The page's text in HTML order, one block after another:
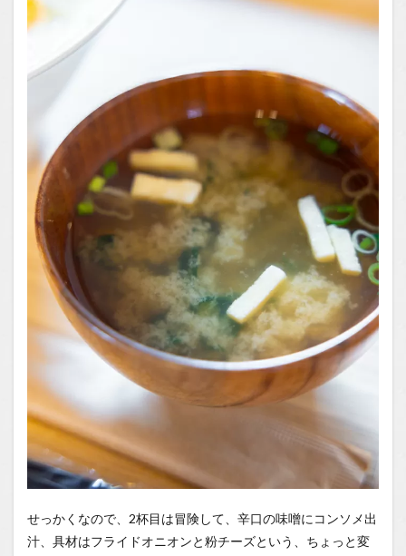
せっかくなので、2杯目は冒険して、辛口の味噌にコンソメ出
汁、具材はフライドオニオンと粉チーズという、ちょっと変